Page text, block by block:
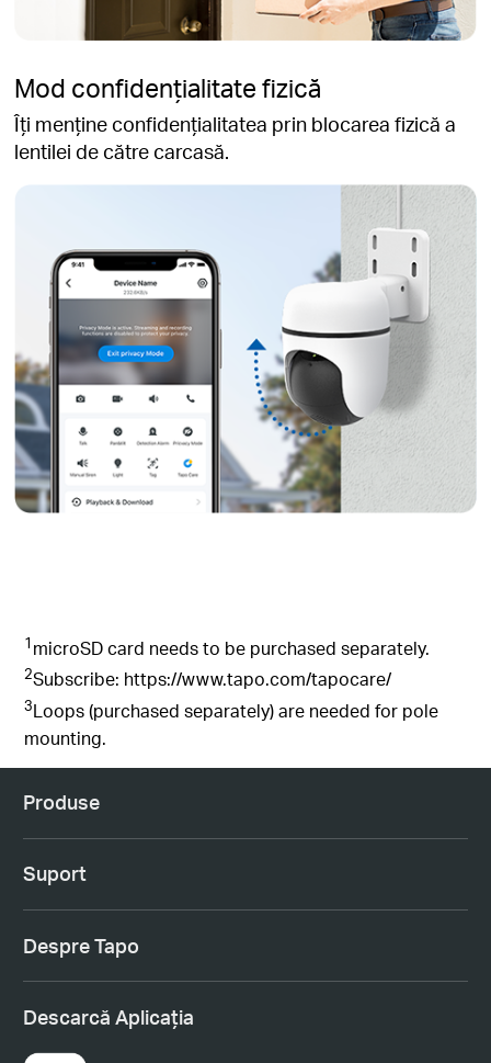
Mod confidențialitate fizică
Îți menține confidențialitatea prin blocarea fizică a
lentilei de către carcasă.
1 microSDcard needs to be purchasedseparately.
2Subscribe: https://www.tapo.com/tapocare/
3Loops (purchased separately) are needed for pole
mounting.
Produse
Suport
Despre Tapo
Descarcă Aplicația